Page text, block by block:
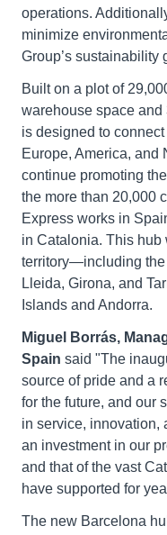
operations.
minimize
Group’s sustainability
Built on a plot of
warehouse space and
is designed to
Europe, America, and
continue promoting
the more than 20,000
Express works in
in Catalonia. This hub
territory—including the
Lleida, Girona, and
Islands and Andorra.
Miguel Borrás,
Spain said "The
source of pride and a
for the future, and our
in service, innovation,
an investment in our
and that of the vast
have supported for
The new Barcelona